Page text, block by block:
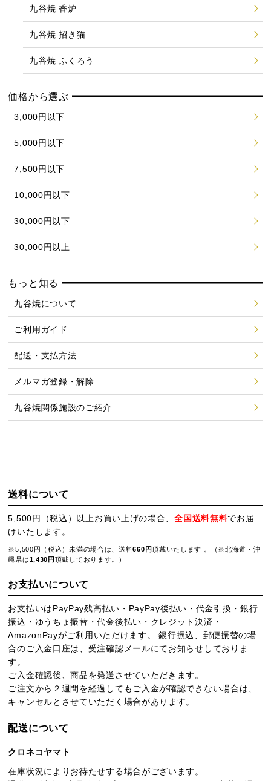
九谷焼 香炉
九谷焼 招き猫
九谷焼 ふくろう
価格から選ぶ
3,000円以下
5,000円以下
7,500円以下
10,000円以下
30,000円以下
30,000円以上
もっと知る
九谷焼について
ご利用ガイド
配送・支払方法
メルマガ登録・解除
九谷焼関係施設のご紹介
送料について
5,500円（税込）以上お買い上げの場合、全国送料無料でお届
けいたします。
※5,500円（税込）未満の場合は、送料660円頂戴いたします 。（※北海道・沖
縄県は1,430円 頂戴しております。）
お支払いについて
お支払いはPayPay残高払い・PayPay後払い・代金引換・銀行
振込・ゆうちょ振替・代金後払い・クレジット決済・
AmazonPayがご利用いただけます。 銀行振込、郵便振替の場
合のご入金口座は、受注確認メールにてお知らせしておりま
す。
ご入金確認後、商品を発送させていただきます。
ご注文から２週間を経過してもご入金が確認できない場合は、
キャンセルとさせていただく場合があります。
配送について
クロネコヤマト
在庫状況によりお待たせする場合がございます。